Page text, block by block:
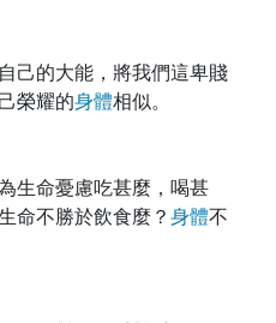
己的大能，將我們這卑賤
榮耀的身體相似。
生命憂慮吃甚麼，喝甚
命不勝於飲食麼？身體不